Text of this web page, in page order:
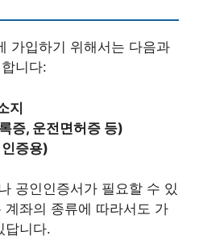
가입하기 위해서는 다음과
니다:
지
증, 운전면허증 등)
증용)
공인인증서가 필요할 수 있
계좌의 종류에 따라서도 가
답니다.